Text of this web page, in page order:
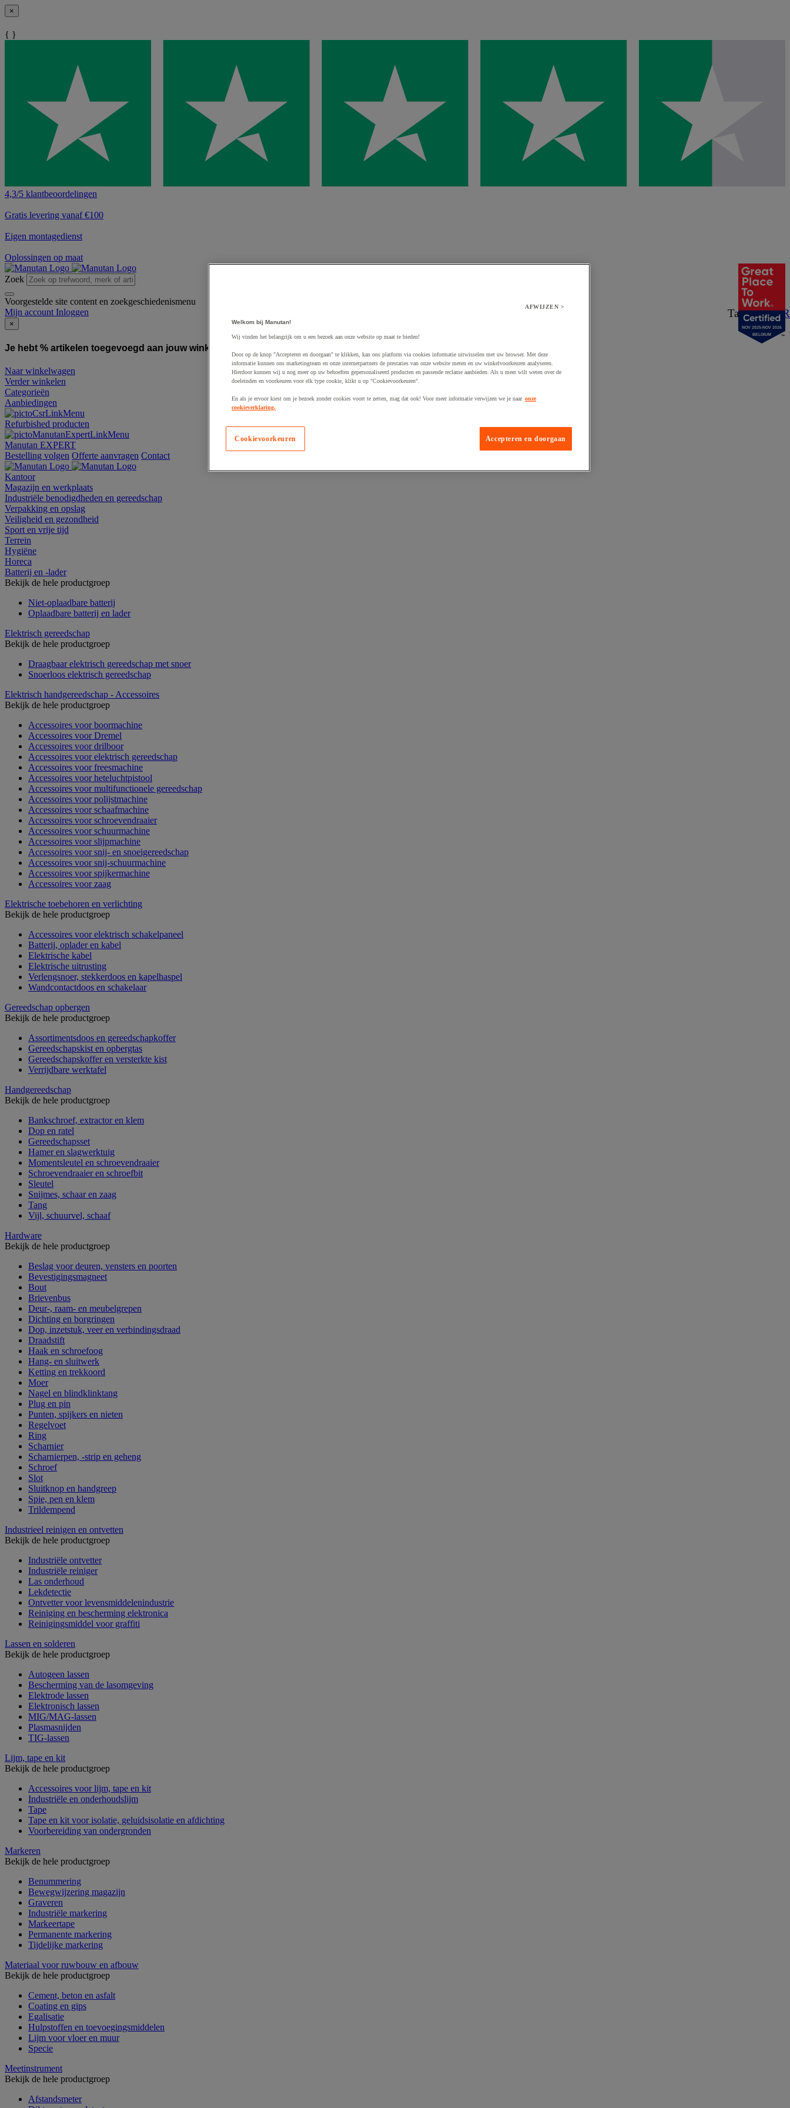
×
{ }
4,3/5 klantbeoordelingen
Gratis levering vanaf €100
Eigen montagedienst
Oplossingen op maat
Zoek
Voorgestelde site content en zoekgeschiedenismenu
Taal:NL/FR
Mijn account Inloggen
×
Je hebt % artikelen toegevoegd aan jouw winkelwagen:
Naar winkelwagen
Verder winkelen
Categorieën
Aanbiedingen
Refurbished producten
Manutan EXPERT
Bestelling volgen Offerte aanvragen Contact
Kantoor
Magazijn en werkplaats
Industriële benodigdheden en gereedschap
Verpakking en opslag
Veiligheid en gezondheid
Sport en vrije tijd
Terrein
Hygiëne
Horeca
Batterij en -lader
Bekijk de hele productgroep
Niet-oplaadbare batterij
Oplaadbare batterij en lader
Elektrisch gereedschap
Bekijk de hele productgroep
Draagbaar elektrisch gereedschap met snoer
Snoerloos elektrisch gereedschap
Elektrisch handgereedschap - Accessoires
Bekijk de hele productgroep
Accessoires voor boormachine
Accessoires voor Dremel
Accessoires voor drilboor
Accessoires voor elektrisch gereedschap
Accessoires voor freesmachine
Accessoires voor heteluchtpistool
Accessoires voor multifunctionele gereedschap
Accessoires voor polijstmachine
Accessoires voor schaafmachine
Accessoires voor schroevendraaier
Accessoires voor schuurmachine
Accessoires voor slijpmachine
Accessoires voor snij- en snoeigereedschap
Accessoires voor snij-schuurmachine
Accessoires voor spijkermachine
Accessoires voor zaag
Elektrische toebehoren en verlichting
Bekijk de hele productgroep
Accessoires voor elektrisch schakelpaneel
Batterij, oplader en kabel
Elektrische kabel
Elektrische uitrusting
Verlengsnoer, stekkerdoos en kapelhaspel
Wandcontactdoos en schakelaar
Gereedschap opbergen
Bekijk de hele productgroep
Assortimentsdoos en gereedschapkoffer
Gereedschapskist en opbergtas
Gereedschapskoffer en versterkte kist
Verrijdbare werktafel
Handgereedschap
Bekijk de hele productgroep
Bankschroef, extractor en klem
Dop en ratel
Gereedschapsset
Hamer en slagwerktuig
Momentsleutel en schroevendraaier
Schroevendraaier en schroefbit
Sleutel
Snijmes, schaar en zaag
Tang
Vijl, schuurvel, schaaf
Hardware
Bekijk de hele productgroep
Beslag voor deuren, vensters en poorten
Bevestigingsmagneet
Bout
Brievenbus
Deur-, raam- en meubelgrepen
Dichting en borgringen
Dop, inzetstuk, veer en verbindingsdraad
Draadstift
Haak en schroefoog
Hang- en sluitwerk
Ketting en trekkoord
Moer
Nagel en blindklinktang
Plug en pin
Punten, spijkers en nieten
Regelvoet
Ring
Scharnier
Scharnierpen, -strip en geheng
Schroef
Slot
Sluitknop en handgreep
Spie, pen en klem
Trildempend
Industrieel reinigen en ontvetten
Bekijk de hele productgroep
Industriële ontvetter
Industriële reiniger
Las onderhoud
Lekdetectie
Ontvetter voor levensmiddelenindustrie
Reiniging en bescherming elektronica
Reinigingsmiddel voor graffiti
Lassen en solderen
Bekijk de hele productgroep
Autogeen lassen
Bescherming van de lasomgeving
Elektrode lassen
Elektronisch lassen
MIG/MAG-lassen
Plasmasnijden
TIG-lassen
Lijm, tape en kit
Bekijk de hele productgroep
Accessoires voor lijm, tape en kit
Industriële en onderhoudslijm
Tape
Tape en kit voor isolatie, geluidsisolatie en afdichting
Voorbereiding van ondergronden
Markeren
Bekijk de hele productgroep
Benummering
Bewegwijzering magazijn
Graveren
Industriële markering
Markeertape
Permanente markering
Tijdelijke markering
Materiaal voor ruwbouw en afbouw
Bekijk de hele productgroep
Cement, beton en asfalt
Coating en gips
Egalisatie
Hulpstoffen en toevoegingsmiddelen
Lijm voor vloer en muur
Specie
Meetinstrument
Bekijk de hele productgroep
Afstandsmeter
NOV 2025-NOV 2026
BELGIUM
AFWIJZEN >
Welkom bij Manutan!
Wij vinden het belangrijk om u een bezoek aan onze website op maat te bieden!
Door op de knop "Accepteren en doorgaan" te klikken, kan ons platform via cookies informatie uitwisselen met uw browser. Met deze
informatie kunnen ons marketingteam en onze internetpartners de prestaties van onze website meten en uw winkelvoorkeuren analyseren.
Hierdoor kunnen wij u nog meer op uw behoeften gepersonaliseerd producten en passende reclame aanbieden. Als u meer wilt weten over de
doeleinden en voorkeuren voor elk type cookie, klikt u op "Cookievoorkeuren".
En als je ervoor kiest om je bezoek zonder cookies voort te zetten, mag dat ook! Voor meer informatie verwijzen we je naar onze
cookieverklaring.
Accepteren en doorgaan
Cookievoorkeuren